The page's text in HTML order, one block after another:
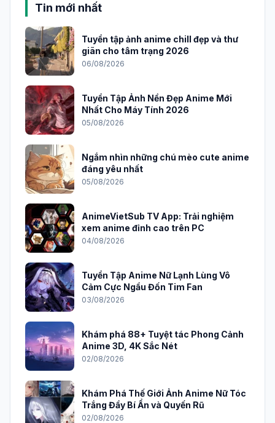
Tin mới nhất
Tuyển tập ảnh anime chill đẹp và thư
giãn cho tâm trạng 2026
06/08/2026
Tuyển Tập Ảnh Nền Đẹp Anime Mới
Nhất Cho Máy Tính 2026
05/08/2026
Ngắm nhìn những chú mèo cute anime
đáng yêu nhất
05/08/2026
AnimeVietSub TV App: Trải nghiệm
xem anime đỉnh cao trên PC
04/08/2026
Tuyển Tập Anime Nữ Lạnh Lùng Vô
Cảm Cực Ngầu Đốn Tim Fan
03/08/2026
Khám phá 88+ Tuyệt tác Phong Cảnh
Anime 3D, 4K Sắc Nét
02/08/2026
Khám Phá Thế Giới Ảnh Anime Nữ Tóc
Trắng Đầy Bí Ẩn và Quyến Rũ
02/08/2026